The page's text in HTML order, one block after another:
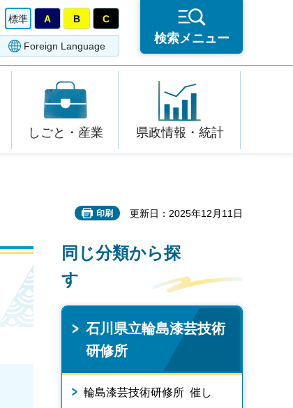
標準 A B C
Foreign Language
検索メニュー
しごと・産業 県政情報・統計
印刷 更新日：2025年12月11日
同じ分類から探
す
石川県立輪島漆芸技術
研修所
輪島漆芸技術研修所 催し